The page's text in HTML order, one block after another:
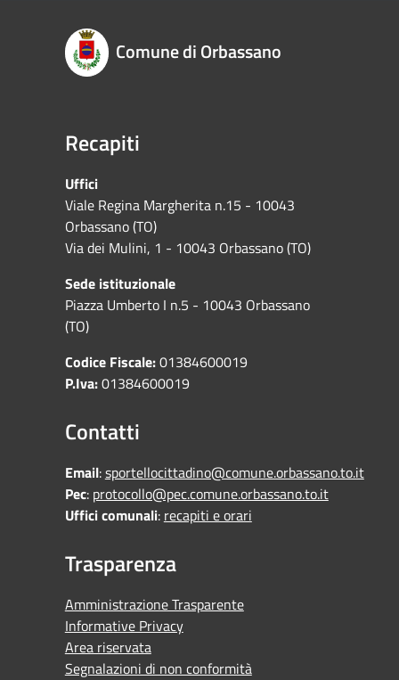
Comune di Orbassano
Recapiti
Uffici
Viale Regina Margherita n.15 - 10043
Orbassano (TO)
Via dei Mulini, 1 - 10043 Orbassano (TO)
Sede istituzionale
Piazza Umberto I n.5 - 10043 Orbassano
(TO)
Codice Fiscale:01384600019
P.Iva:01384600019
Contatti
Email:sportellocittadino@comune.orbassano.to.it
Pec: protocollo@pec.comune.orbassano.to.it
Uffici comunali: recapiti e orari
Trasparenza
Amministrazione Trasparente
Informative Privacy
Area riservata
Segnalazioni di non conformità